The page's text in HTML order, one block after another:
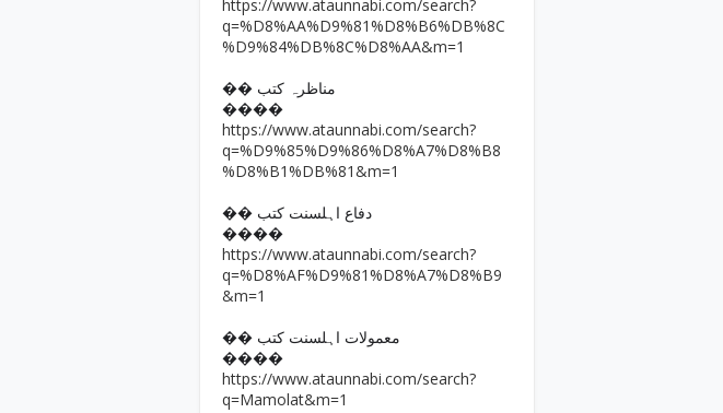
https://www.ataunnabi.com/search?
q=%D8%AA%D9%81%D8%B6%DB%8C
%D9%84%DB%8C%D8%AA&m=1
�� مناظرہ کتب
����
https://www.ataunnabi.com/search?
q=%D9%85%D9%86%D8%A7%D8%B8
%D8%B1%DB%81&m=1
�� دفاع اہلسنت کتب
����
https://www.ataunnabi.com/search?
q=%D8%AF%D9%81%D8%A7%D8%B9
&m=1
�� معمولات اہلسنت کتب
����
https://www.ataunnabi.com/search?
q=Mamolat&m=1